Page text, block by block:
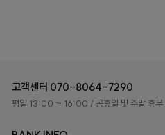
고객센터 070-8064-7290
평일 13:00 ~ 16:00 / 공휴일 및 주말 휴무